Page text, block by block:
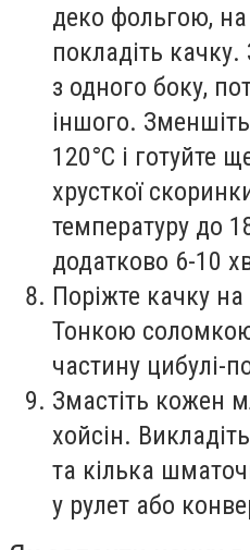
деко фольгою, на
покладіть
з одного боку,
іншого.
120°C і готуйте
хрусткої
температуру до
додатково 6-10
Поріжте качку
Тонкою
частину цибулі-
Змастіть кожен
хойсін.
та кілька
у рулет або